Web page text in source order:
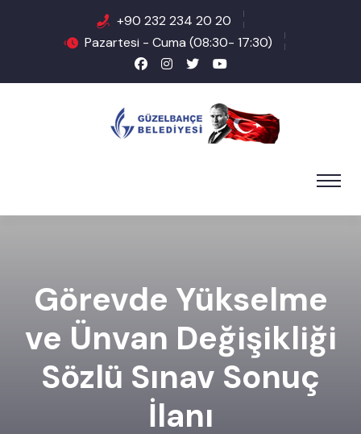
+90 232 234 20 20
Pazartesi - Cuma (08:30- 17:30)
Görevde Yükselme
ve Ünvan Değişikliği
Sözlü Sınav Sonuç
İlanı